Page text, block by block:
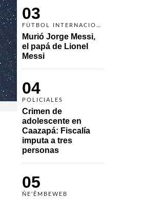
03
Murió Jorge Messi,
el papá de Lionel
Messi
04
POLICIALES
Crimen de
adolescente en
Caazapá: Fiscalía
imputa a tres
personas
05
ÑE'ẼMBEWEB